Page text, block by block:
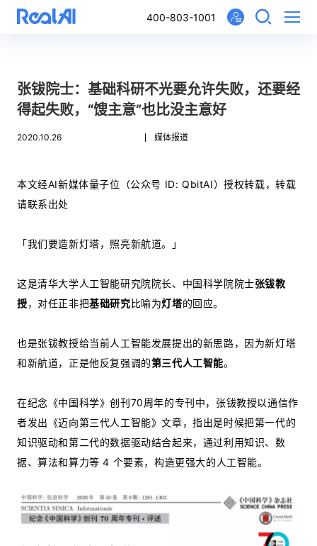
400-803-1001
张钹院士：基础科研不光要允许失败，还要经
得起失败，“馊主意”也比没主意好
2020.10.26 媒体报道
本文经AI新媒体量子位（公众号 ID: QbitAI）授权转载，转载
请联系出处
「我们要造新灯塔，照亮新航道。」
这是清华大学人工智能研究院院长、中国科学院院士张钹教
授，对任正非把基础研究比喻为灯塔的回应。
也是张钹教授给当前人工智能发展提出的新思路，因为新灯塔
和新航道，正是他反复强调的第三代人工智能。
在纪念《中国科学》创刊70周年的专刊中，张钹教授以通信作
者发出《迈向第三代人工智能》文章，指出是时候把第一代的
知识驱动和第二代的数据驱动结合起来，通过利用知识、数
据、算法和算力等 4 个要素，构造更强大的人工智能。